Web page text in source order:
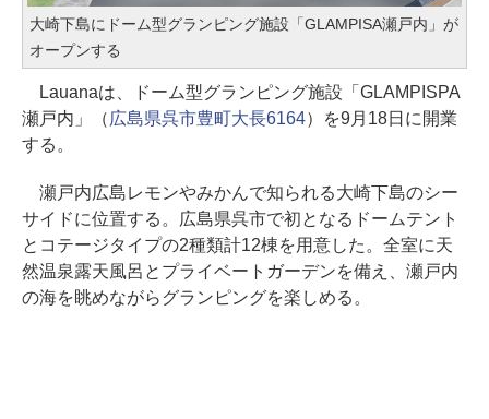
大崎下島にドーム型グランピング施設「GLAMPISA瀬戸内」が
オープンする
Lauanaは、ドーム型グランピング施設「GLAMPISPA
瀬戸内」（ 広島県呉市豊町大長6164）を9月18日に開業
する。
瀬戸内広島レモンやみかんで知られる大崎下島のシー
サイドに位置する。広島県呉市で初となるドームテント
とコテージタイプの2種類計12棟を用意した。全室に天
然温泉露天風呂とプライベートガーデンを備え、瀬戸内
の海を眺めながらグランピングを楽しめる。